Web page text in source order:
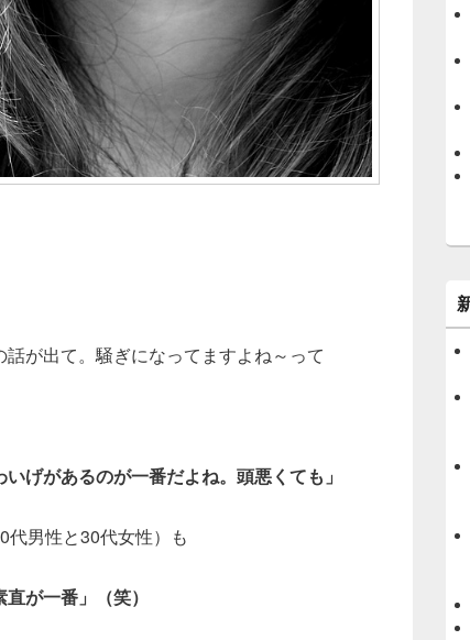
が出て。騒ぎになってますよね～って
いげがあるのが一番だよね。頭悪くても」
代男性と30代女性）も
が一番」（笑）